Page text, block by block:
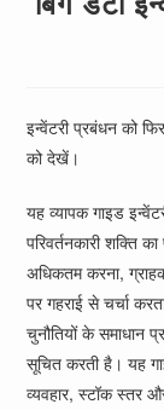
इन्वेंटरी प्रबंधन को
को देखें।
यह व्यापक गाइड
परिवर्तनकारी शक्ति
अधिकतम करना,
पर गहराई से चर्चा
चुनौतियों के समाधान
सूचित करती है। यह
व्यवहार, स्टॉक स्तर